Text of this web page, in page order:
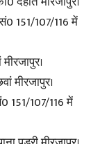
151/107/116 में
मीरजापुर।
151/107/116 में